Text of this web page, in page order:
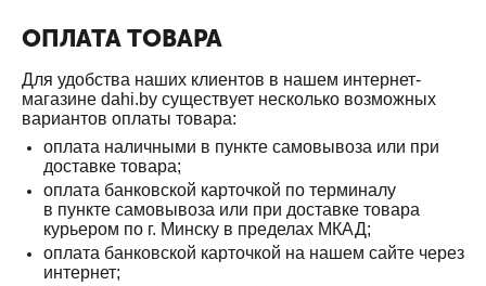
ОПЛАТА ТОВАРА
Для удобства наших клиентов в нашем интернет-
магазине dahi.by существует несколько возможных
вариантов оплаты товара:
оплата наличными в пункте самовывоза или при
доставке товара;
оплата банковской карточкой по терминалу
в пункте самовывоза или при доставке товара
курьером по г. Минску в пределах МКАД;
оплата банковской карточкой на нашем сайте через
интернет;